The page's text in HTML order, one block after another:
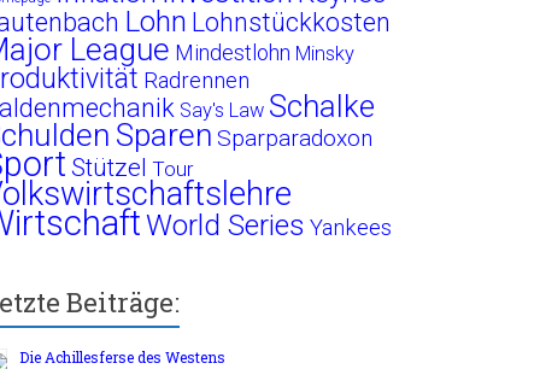
Lohn Lohnstückkosten
League Mindestlohn Minsky
Radrennen
Say's Law Schalke
Sparen Sparparadoxon
Stützel Tour
World Series Yankees
Beiträge:
Die Achillesferse des Westens